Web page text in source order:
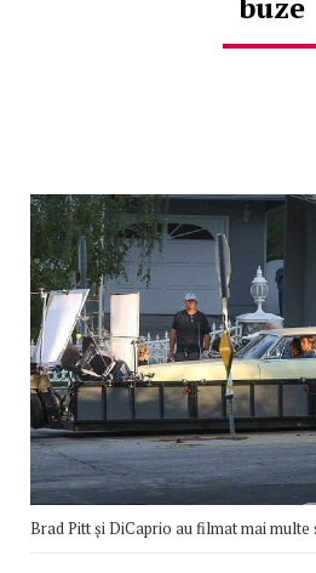
Brad Pitt și DiCaprio au filmat mai